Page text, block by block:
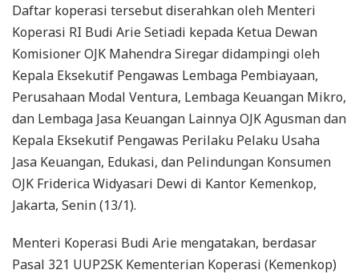
Daftar koperasi tersebut diserahkan oleh Menteri
Koperasi RI Budi Arie Setiadi kepada Ketua Dewan
Komisioner OJK Mahendra Siregar didampingi oleh
Kepala Eksekutif Pengawas Lembaga Pembiayaan,
Perusahaan Modal Ventura, Lembaga Keuangan Mikro,
dan Lembaga Jasa Keuangan Lainnya OJK Agusman dan
Kepala Eksekutif Pengawas Perilaku Pelaku Usaha
Jasa Keuangan, Edukasi, dan Pelindungan Konsumen
OJK Friderica Widyasari Dewi di Kantor Kemenkop,
Jakarta, Senin (13/1).
Menteri Koperasi Budi Arie mengatakan, berdasar
Pasal 321 UUP2SK Kementerian Koperasi (Kemenkop)